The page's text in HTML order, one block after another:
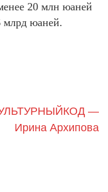
20 млн юаней
млрд юаней.
—
Ирина Архипова